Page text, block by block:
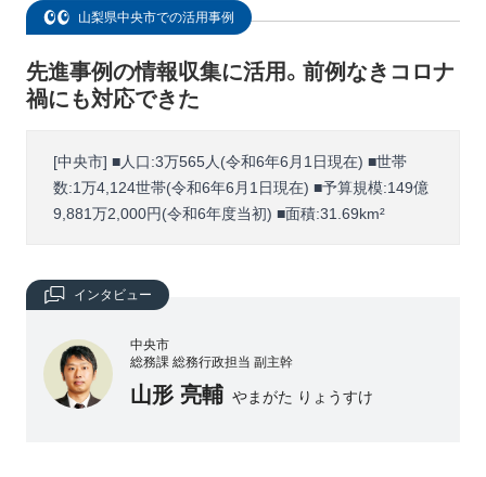
山梨県中央市での活用事例
先進事例の情報収集に活用。前例なきコロナ
禍にも対応できた
[中央市] ■人口:3万565人(令和6年6月1日現在) ■世帯
数:1万4,124世帯(令和6年6月1日現在) ■予算規模:149億
9,881万2,000円(令和6年度当初) ■面積:31.69km²
インタビュー
中央市
総務課 総務行政担当 副主幹
山形 亮輔 やまがた りょうすけ